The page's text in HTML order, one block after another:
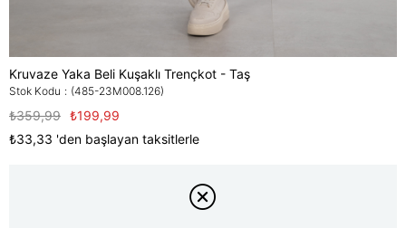
Kruvaze Yaka Beli Kuşaklı Trençkot - Taş
Stok Kodu (485-23M008.126)
₺359,99 ₺199,99
₺33,33 'den başlayan taksitlerle